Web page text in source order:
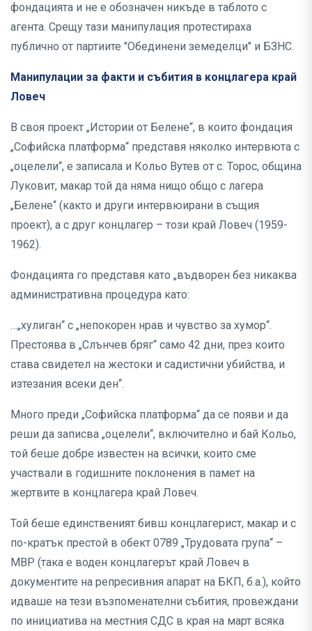
фондацията и не е обозначен никъде в таблото с
агента. Срещу тази манипулация протестираха
публично от партиите "Обединени земеделци" и БЗНС.
Манипулации за факти и събития в концлагера край
Ловеч
В своя проект „Истории от Белене“, в които фондация
„Софийска платформа“ представя няколко интервюта с
„оцелели“, е записала и Кольо Вутев от с. Торос, община
Луковит, макар той да няма нищо общо с лагера
„Белене“ (както и други интервюирани в същия
проект), а с друг концлагер – този край Ловеч (1959-
1962).
Фондацията го представя като „въдворен без никаква
административна процедура като:
…„хулиган“ с „непокорен нрав и чувство за хумор“.
Престоява в „Слънчев бряг“ само 42 дни, през които
става свидетел на жестоки и садистични убийства, и
изтезания всеки ден“.
Много преди „Софийска платформа“ да се появи и да
реши да записва „оцелели“, включително и бай Кольо,
той беше добре известен на всички, които сме
участвали в годишните поклонения в памет на
жертвите в концлагера край Ловеч.
Той беше единственият бивш концлагерист, макар и с
по-кратък престой в обект 0789 „Трудовата група“ –
МВР (така е воден концлагерът край Ловеч в
документите на репресивния апарат на БКП, б.а.), който
идваше на тези възпоменателни събития, провеждани
по инициатива на местния СДС в края на март всяка